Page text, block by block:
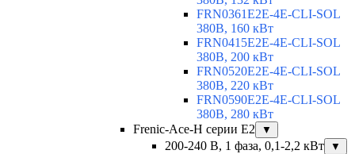
FRN0361E2E-4E-CLI-SOL
380В, 160 кВт
FRN0415E2E-4E-CLI-SOL
380В, 200 кВт
FRN0520E2E-4E-CLI-SOL
380В, 220 кВт
FRN0590E2E-4E-CLI-SOL
380В, 280 кВт
Frenic-Ace-H серии E2
▼
200-240 В, 1 фаза, 0,1-2,2 кВт ▼